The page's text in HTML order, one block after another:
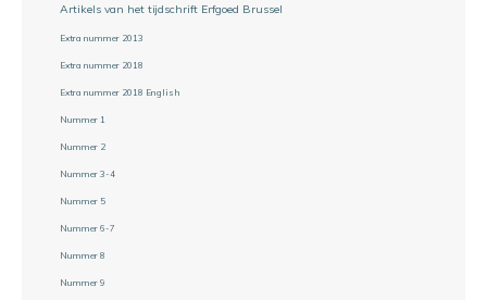
Artikels van het tijdschrift Erfgoed Brussel
Extra nummer 2013
Extra nummer 2018
Extra nummer 2018 English
Nummer 1
Nummer 2
Nummer 3-4
Nummer 5
Nummer 6-7
Nummer 8
Nummer 9